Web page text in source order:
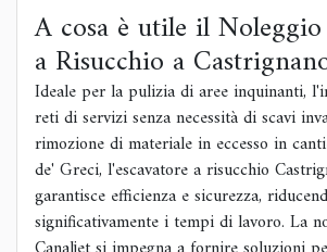
A cosa è utile il Noleggio
a Risucchio a
Ideale per la pulizia di aree inquinanti,
reti di servizi senza necessità di scavi
rimozione di materiale in eccesso in
de' Greci, l'escavatore a risucchio
garantisce efficienza e sicurezza,
significativamente i tempi di lavoro. La